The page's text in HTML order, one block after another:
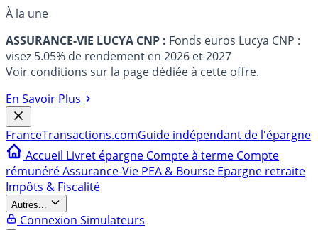
À la une
ASSURANCE-VIE LUCYA CNP : Fonds euros Lucya CNP :
visez 5.05% de rendement en 2026 et 2027
Voir conditions sur la page dédiée à cette offre.
En Savoir Plus
FranceTransactions.comGuide indépendant de l'épargne
Accueil Livret épargne Compte à terme Compte
rémunéréAssurance-Vie PEA & Bourse Epargne retraite
Impôts & Fiscalité
Autres...
Connexion Simulateurs